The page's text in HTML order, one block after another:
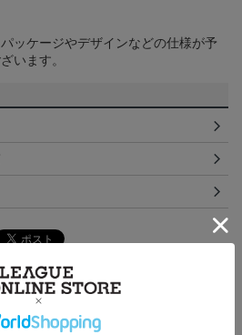
ッケージやデザインなどの仕様が予
います。